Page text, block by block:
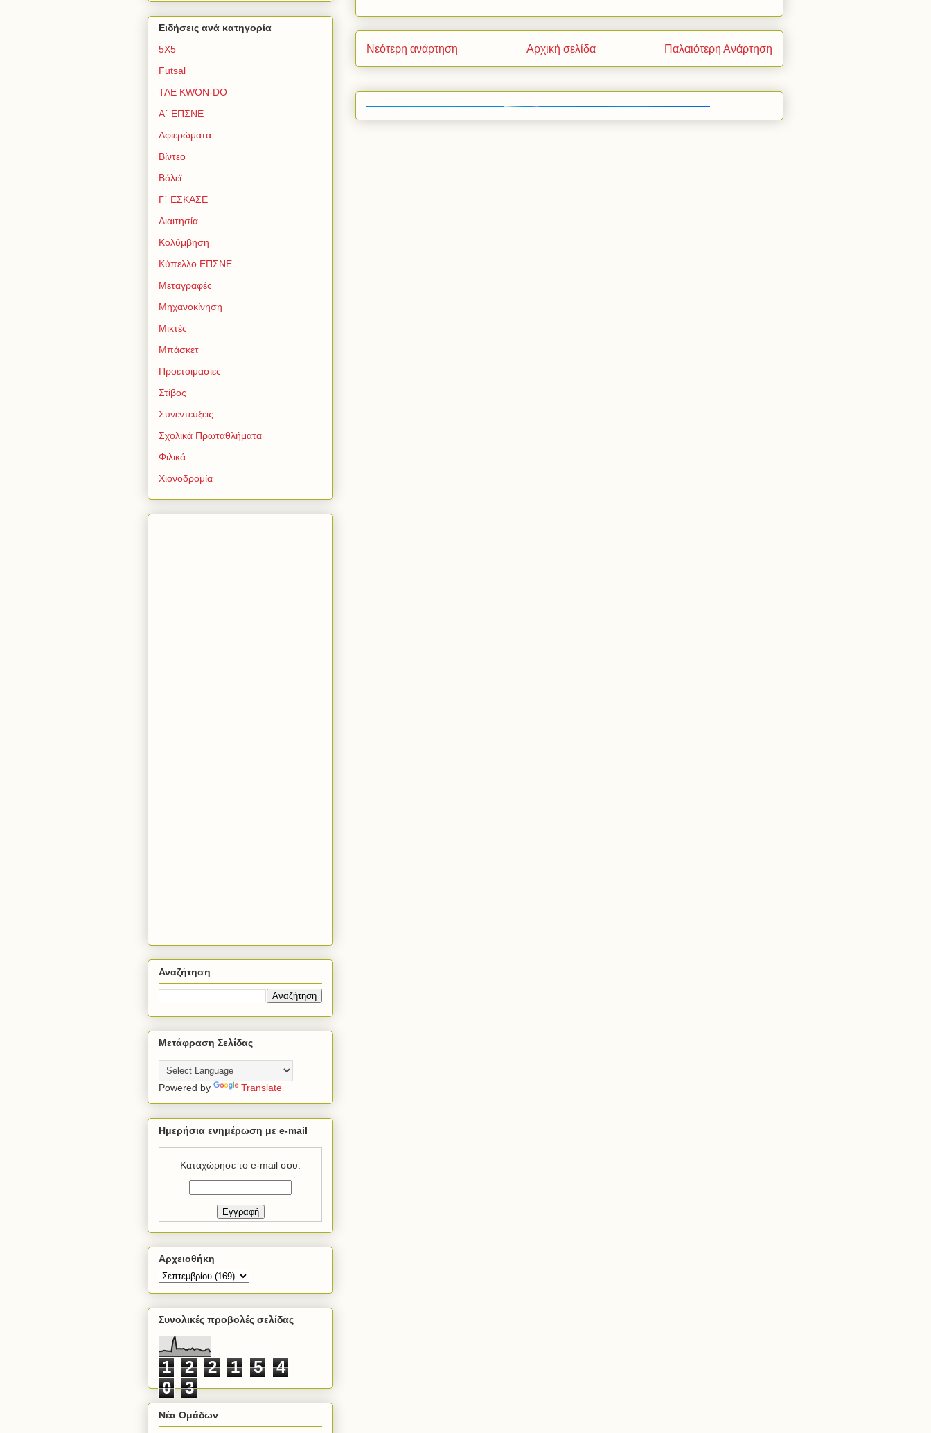
Νεότερη ανάρτηση Παλαιότερη Ανάρτηση
Αρχική σελίδα
Ειδήσεις ανά κατηγορία
5Χ5
Futsal
TAE KWON-DO
Α΄ ΕΠΣΝΕ
Αφιερώματα
Βίντεο
Βόλεϊ
Γ΄ ΕΣΚΑΣΕ
Διαιτησία
Κολύμβηση
Κύπελλο ΕΠΣΝΕ
Μεταγραφές
Μηχανοκίνηση
Μικτές
Μπάσκετ
Προετοιμασίες
Στίβος
Συνεντεύξεις
Σχολικά Πρωταθλήματα
Φιλικά
Χιονοδρομία
Αναζήτηση
Μετάφραση Σελίδας
Powered by Translate
Ημερήσια ενημέρωση με e-mail
Καταχώρησε το e-mail σου:
Αρχειοθήκη
Συνολικές προβολές σελίδας
1 2 2 1 5
4
0
3
Νέα Ομάδων